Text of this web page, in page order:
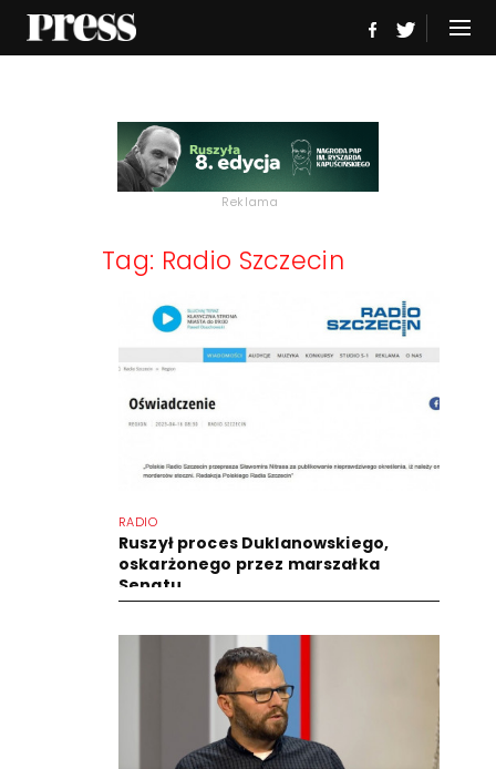
Reklama
Tag: Radio Szczecin
RADIO
Ruszył proces Duklanowskiego,
oskarżonego przez marszałka
Senatu